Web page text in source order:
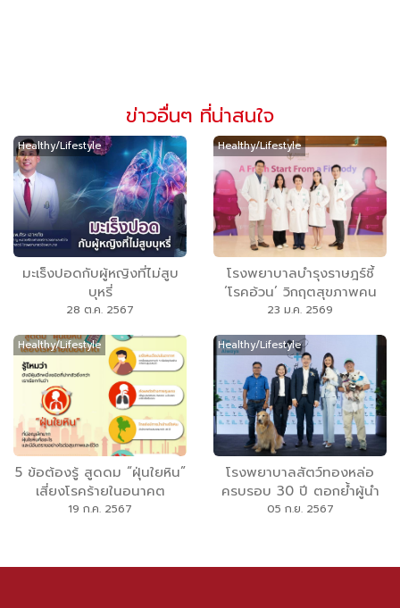
ข่าวอื่นๆ ที่น่าสนใจ
Healthy/Lifestyle
มะเร็งปอดกับผู้หญิงที่ไม่สูบ
บุหรี่
28 ต.ค. 2567
Healthy/Lifestyle
โรงพยาบาลบำรุงราษฎร์ชี้
‘โรคอ้วน’ วิกฤตสุขภาพคน
ไทย กระทบเศรษฐกิจชาติ
จัดการน้ำหนักเพื่อสุขภาพดี
อย่างยั่งยืน
23 ม.ค. 2569
Healthy/Lifestyle
5 ข้อต้องรู้ สูดดม “ฝุ่นใยหิน”
เสี่ยงโรคร้ายในอนาคต
19 ก.ค. 2567
Healthy/Lifestyle
โรงพยาบาลสัตว์ทองหล่อ
ครบรอบ 30 ปี ตอกย้ำผู้นำ
การดูแลคุณภาพชีวิตสัตว์
05 ก.ย. 2567